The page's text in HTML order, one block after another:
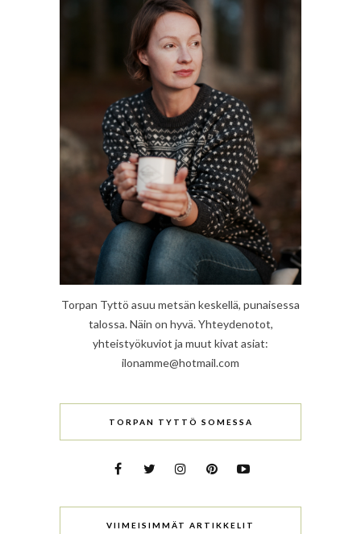
Torpan Tyttö asuu metsän keskellä, punaisessa
talossa. Näin on hyvä. Yhteydenotot,
yhteistyökuviot ja muut kivat asiat:
ilonamme@hotmail.com
TORPAN TYTTÖ SOMESSA
VIIMEISIMMÄT ARTIKKELIT